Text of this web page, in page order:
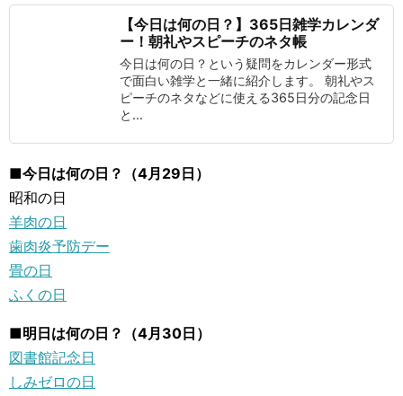
【今日は何の日？】365日雑学カレンダ
ー！朝礼やスピーチのネタ帳
今日は何の日？という疑問をカレンダー形式
で面白い雑学と一緒に紹介します。 朝礼やス
ピーチのネタなどに使える365日分の記念日
と...
■今日は何の日？（4月29日）
昭和の日
羊肉の日
歯肉炎予防デー
畳の日
ふくの日
■明日は何の日？（4月30日）
図書館記念日
しみゼロの日